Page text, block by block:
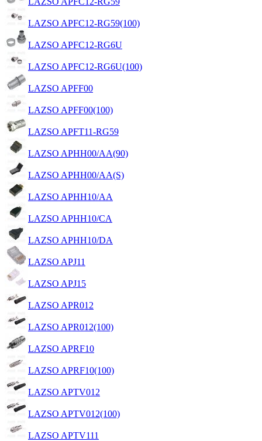
LAZSO APFC12-RG59(100)
LAZSO APFC12-RG6U
LAZSO APFC12-RG6U(100)
LAZSO APFF00
LAZSO APFF00(100)
LAZSO APFT11-RG59
LAZSO APHH00/AA(90)
LAZSO APHH00/AA(S)
LAZSO APHH10/AA
LAZSO APHH10/CA
LAZSO APHH10/DA
LAZSO APJ11
LAZSO APJ15
LAZSO APR012
LAZSO APR012(100)
LAZSO APRF10
LAZSO APRF10(100)
LAZSO APTV012
LAZSO APTV012(100)
LAZSO APTV111